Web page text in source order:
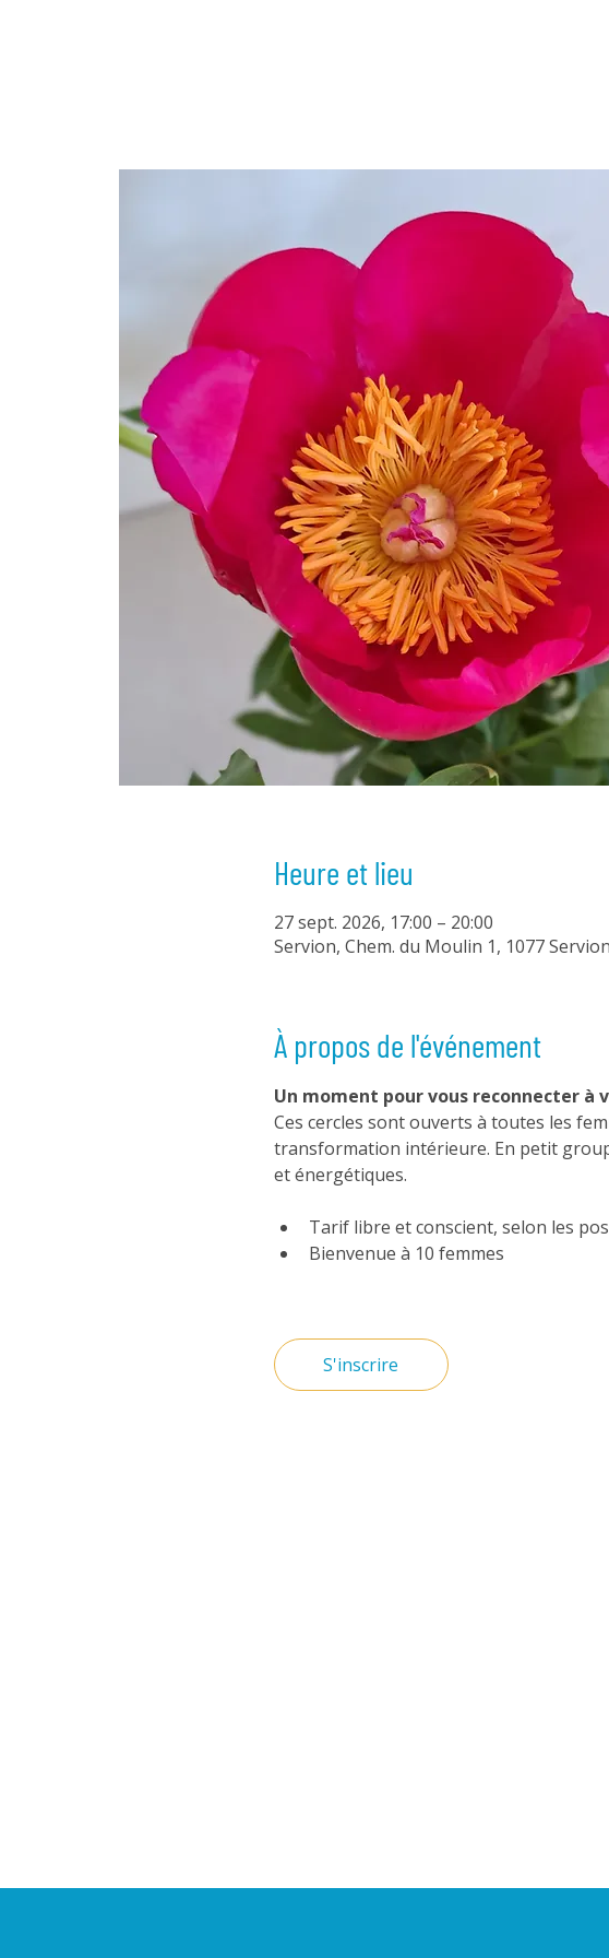
Heure et lieu
27 sept. 2026, 17:00 – 20:00
Servion, Chem. du Moulin 1, 1077
À propos de l'événement
Un moment pour vous reconnecter
Ces cercles sont ouverts à toutes les
transformation intérieure. En petit
et énergétiques.
Tarif libre et conscient, selon les
Bienvenue à 10 femmes
S'inscrire